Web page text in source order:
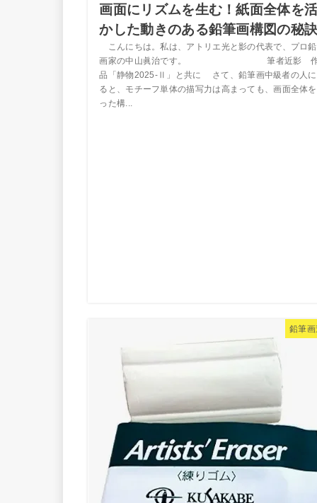
画面にリズムを生む！紙面全体を
かした動きのある鉛筆画構図の秘
こんにちは。私は、アトリエ光と影の代表で、プロ
画家の中山眞治です。 筆者近影
品「静物2025-Ⅱ」と共に さて、鉛筆画中級者の人
ると、モチーフ単体の描写力は高まっても、画面全体
った構...
鉛筆